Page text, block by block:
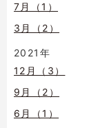
7月（1）
3月（2）
2021年
12月（3）
9月（2）
6月（1）